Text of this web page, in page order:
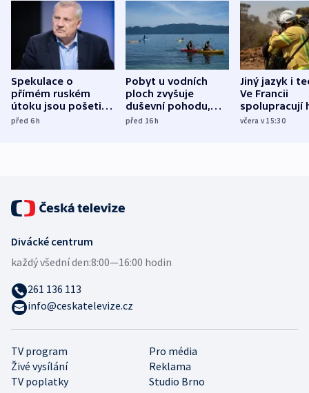
Spekulace o
přímém ruském
útoku jsou pošetilé,
míní estonský
před 6h
Pobyt u vodních
ploch zvyšuje
duševní pohodu,
ukázala
před 16h
Jiný jazyk i
Ve Francii
spolupracují
různých zemí
včera v 15:30
TV program
Pro média
Živé vysílání
Reklama
TV poplatky
Studio Brno
Divácké centrum
každý všední den:8:00—16:00 hodin
261 136 113
info@ceskatelevize.cz